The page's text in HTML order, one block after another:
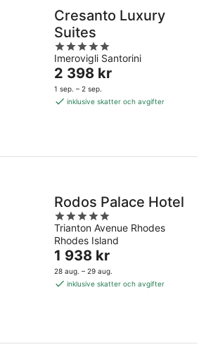
Cresanto Luxury
Suites
5
out
of
5
Imerovigli Santorini
Priset
är
2 398 kr
2 398 kr
1 sep. – 2 sep.
inklusive skatter och avgifter
Rodos Palace Hotel
5
out
of
5
Trianton Avenue Rhodes
Rhodes Island
Priset
är
1 938 kr
1 938 kr
28 aug. – 29 aug.
inklusive skatter och avgifter